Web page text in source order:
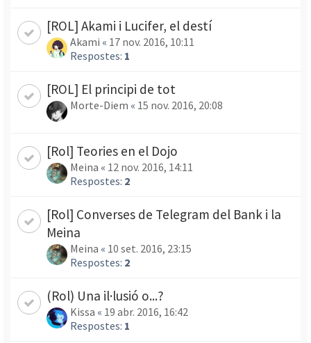
[ROL] Akami i Lucifer, el destí
Akami « 17 nov. 2016, 10:11
Respostes: 1
[ROL] El principi de tot
Morte-Diem « 15 nov. 2016, 20:08
[Rol] Teories en el Dojo
Meina « 12 nov. 2016, 14:11
Respostes: 2
[Rol] Converses de Telegram del Bank i la
Meina
Meina « 10 set. 2016, 23:15
Respostes: 2
(Rol) Una il·lusió o...?
Kissa « 19 abr. 2016, 16:42
Respostes: 1